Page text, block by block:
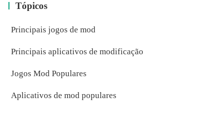
Tópicos
Principais jogos de mod
Principais aplicativos de modificação
Jogos Mod Populares
Aplicativos de mod populares